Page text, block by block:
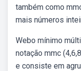
também como
mais números
Webo mínimo
notação mmc
e consiste em